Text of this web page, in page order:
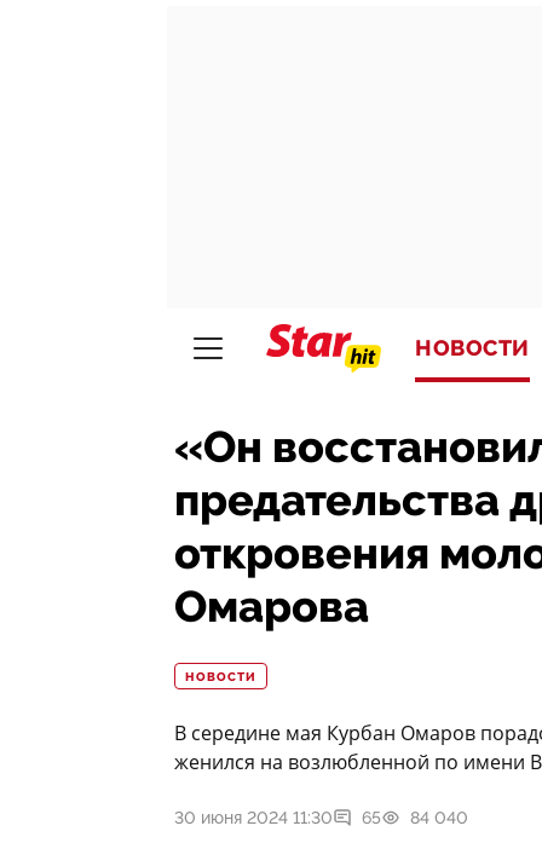
НОВОСТИ
«Он
предательства
откровения
Омарова
НОВОСТИ
В середине мая Курбан Омаров
женился на возлюбленной по имени
30 июня 2024 11:30 65 84 040